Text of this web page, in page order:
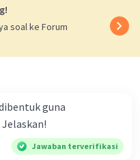
Tentang
Terkait
dan
Teknis
Agreement).
standar
dalam
soal ke Forum
guna
Jawaban terverifikasi